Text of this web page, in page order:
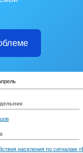
населения по сигналам